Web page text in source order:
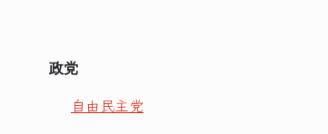
政党
自由民主党